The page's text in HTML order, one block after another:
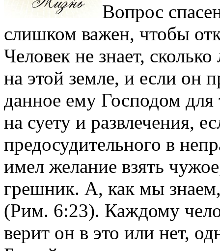
Вопрос
слишком важен, чтобы
Человек не знает,
на этой земле, и если он
данное ему Господом для
на суету и развлечения,
предосудительного в
имел желание взять
грешник. А, как мы
(Рим. 6:23). Каждому
верит он в это или нет,